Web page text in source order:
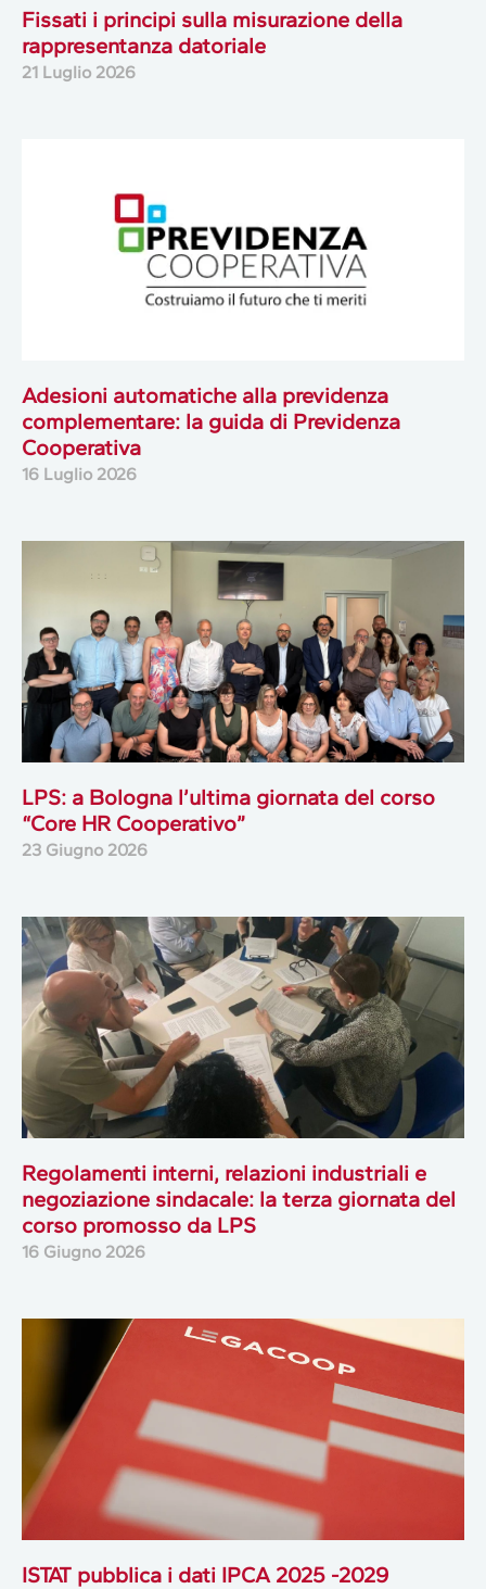
Fissati i principi sulla misurazione della
rappresentanza datoriale
21 Luglio 2026
Adesioni automatiche alla previdenza
complementare: la guida di Previdenza
Cooperativa
16 Luglio 2026
LPS: a Bologna l’ultima giornata del corso
“Core HR Cooperativo”
23 Giugno 2026
Regolamenti interni, relazioni industriali e
negoziazione sindacale: la terza giornata del
corso promosso da LPS
16 Giugno 2026
ISTAT pubblica i dati IPCA 2025 -2029